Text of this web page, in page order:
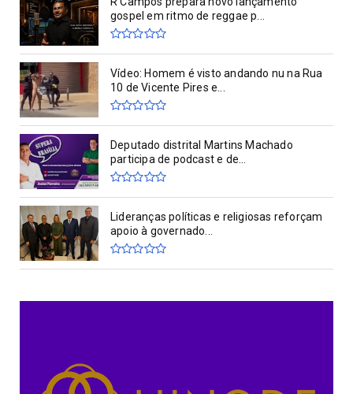
gospel em ritmo de reggae p...
Vídeo: Homem é visto andando nu na Rua
10 de Vicente Pires e...
Deputado distrital Martins Machado
participa de podcast e de...
Lideranças políticas e religiosas reforçam
apoio à governado...